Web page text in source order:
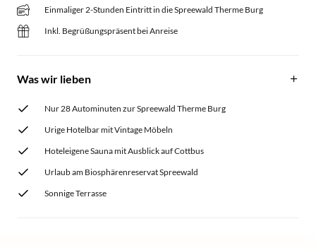
Einmaliger 2-Stunden Eintritt in die Spreewald Therme Burg
Inkl. Begrüßungspräsent bei Anreise
Was wir lieben
Nur 28 Autominuten zur Spreewald Therme Burg
Urige Hotelbar mit Vintage Möbeln
Hoteleigene Sauna mit Ausblick auf Cottbus
Urlaub am Biosphärenreservat Spreewald
Sonnige Terrasse